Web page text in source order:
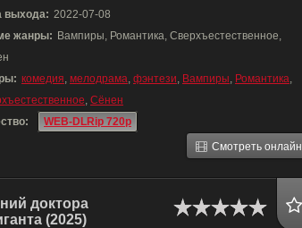
выхода: 2022-07-08
жанры: Вампиры, Романтика, Сверхъестественное,
комедия, мелодрама, фэнтези, Вампиры, Романтика,
, Сёнен
WEB-DLRip 720p
Смотреть онлайн
доктора
(2025)